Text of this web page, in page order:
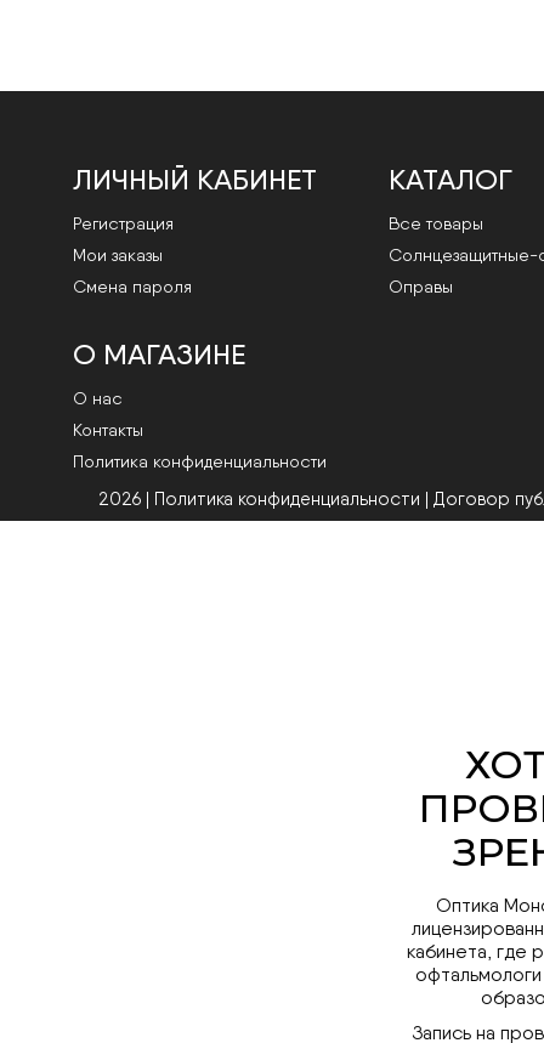
ЛИЧНЫЙ КАБИНЕТ
Регистрация
Мои заказы
Смена пароля
КАТАЛОГ
Все товары
Cолнцезащитные-
Оправы
О МАГАЗИНЕ
О нас
Контакты
Политика конфиденциальности
2026 | Политика конфиденциальности | Договор
Оптика
кабинета, где
Запись на